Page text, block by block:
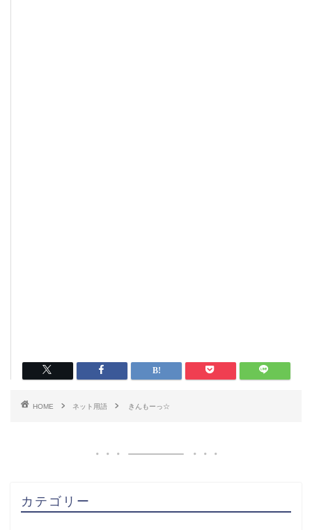
HOME ネット用語 きんもーっ☆
カテゴリー